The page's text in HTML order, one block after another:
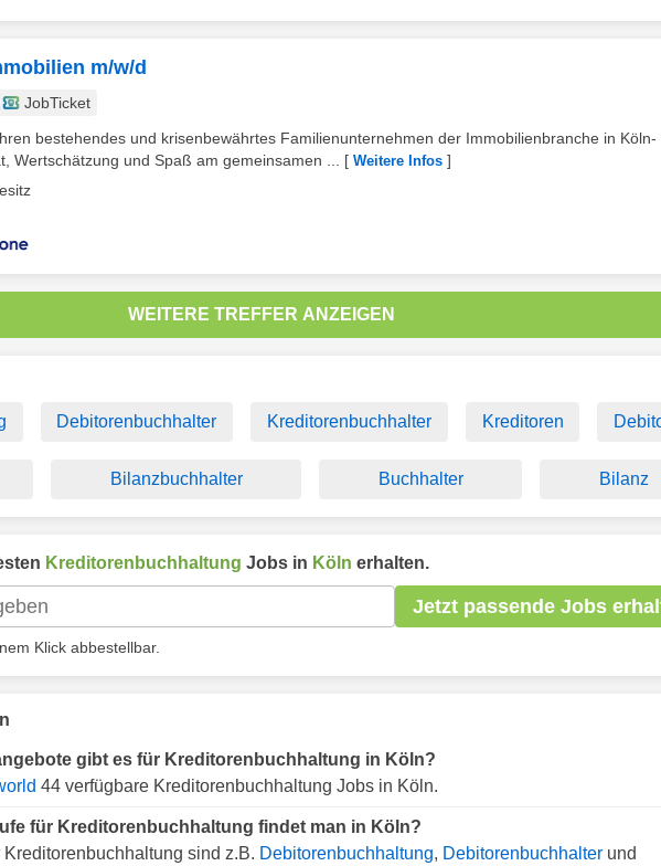
m/w/d
JobTicket
bestehendes und krisenbewährtes Familienunternehmen der Immobilienbranche in Köln-
Wertschätzung und Spaß am gemeinsamen ...
[ Weitere Infos ]
WEITERE TREFFER ANZEIGEN
Debitorenbuchhalter Kreditorenbuchhalter Kreditoren
Bilanzbuchhalter Buchhalter Bilanz
Kreditorenbuchhaltung Jobs in Köln erhalten.
Jetzt passende Jobs
Klick abbestellbar.
gibt es für Kreditorenbuchhaltung in Köln?
44 verfügbare Kreditorenbuchhaltung Jobs in Köln.
für Kreditorenbuchhaltung findet man in Köln?
sind z.B. Debitorenbuchhaltung, Debitorenbuchhalter und